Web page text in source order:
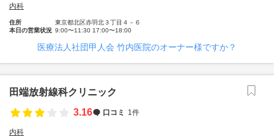
内科
住所
東京都北区赤羽北３丁目４－６
本日の営業状況 9:00〜11:30 17:00〜18:00
医療法人社団甲人会 竹内医院のオーナー様ですか？
田端放射線科クリニック
3.16
口コミ 1件
内科